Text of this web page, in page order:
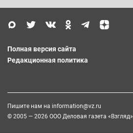
Полная версия сайта
Редакционная политика
Пишите нам на information@vz.ru
© 2005 — 2026 ООО Деловая газета «Взгляд»